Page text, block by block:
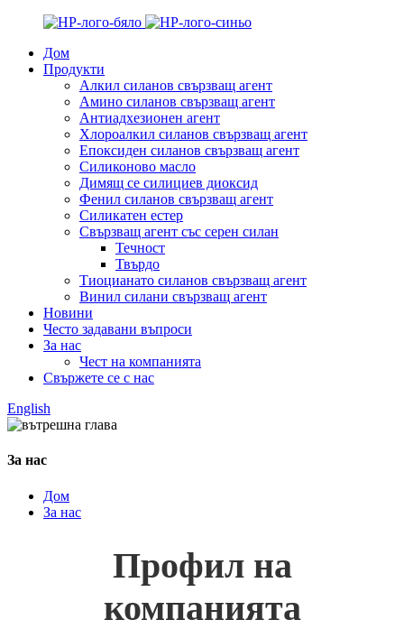
Дом
Продукти
Алкил силанов свързващ агент
Амино силанов свързващ агент
Антиадхезионен агент
Хлороалкил силанов свързващ агент
Епоксиден силанов свързващ агент
Силиконово масло
Димящ се силициев диоксид
Фенил силанов свързващ агент
Силикатен естер
Свързващ агент със серен силан
Течност
Твърдо
Тиоцианато силанов свързващ агент
Винил силани свързващ агент
Новини
Често задавани въпроси
За нас
Чест на компанията
Свържете се с нас
English
За нас
Дом
За нас
Профил на
компанията